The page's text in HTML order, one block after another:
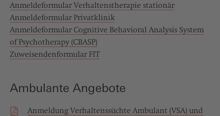
Anmeldeformular Verhaltenstherapie stationär
Anmeldeformular Privatklinik
Anmeldeformular Cognitive Behavioral Analysis System
of Psychotherapy (CBASP)
Zuweisendenformular FIT
Ambulante Angebote
Anmeldung Verhaltenssüchte Ambulant (VSA) und